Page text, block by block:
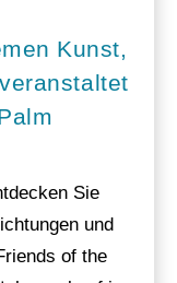
Kunst,
Sie
und
of the